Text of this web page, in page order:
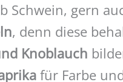
Schwein, gern
, denn diese
Knoblauch
für Farbe